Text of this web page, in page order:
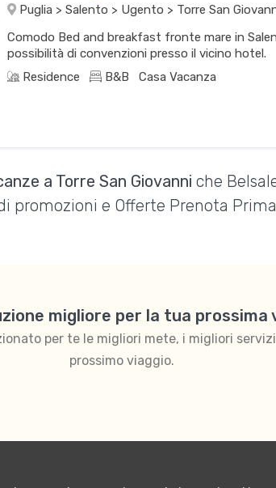
Puglia > Salento > Ugento > Torre San
Comodo Bed and breakfast fronte mare in
possibilità di convenzioni presso il vicino hotel.
Residence
B&B Casa Vacanza
a Torre San Giovanni che
promozioni e Offerte Prenota
migliore per la tua prossima
per te le migliori mete, i migliori
prossimo viaggio.